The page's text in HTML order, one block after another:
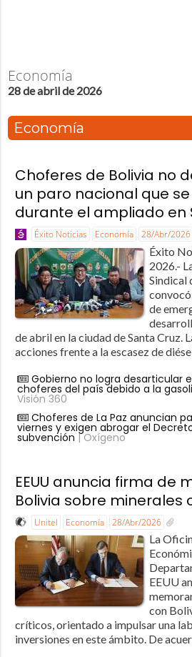
Economía
28 de abril de 2026
Economía
Choferes de Bolivia no
un paro nacional que
durante el ampliado en
Éxito Noticias Economía 28/Abr/2026
Éxito
2026.-
Sindical
de
de abril en la ciudad de Santa Cruz.
acciones frente a la escasez de diésel,
Gobierno no logra desarticular
choferes del país debido a la
Visión 360
Choferes de La Paz anuncian
viernes y exigen abrogar el
subvención | Oxígeno
EEUU anuncia firma de
Bolivia sobre minerales
Unitel Economía 28/Abr/2026
La
EEUU
con
críticos, orientado a impulsar una
inversiones en este ámbito. De